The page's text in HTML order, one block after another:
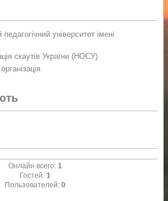
університет імені
скаутів України (НОСУ)
Онлайн всего: 1
Гостей: 1
Пользователей: 0